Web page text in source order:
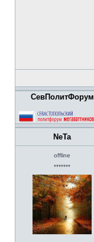
СевПолитФорум
NeTa
offline
*******